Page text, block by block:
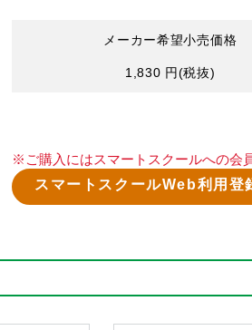
メーカー希望小売価格
1,830 円(税抜)
※ご購入にはスマートスクールへの会
スマートスクールWeb利用登